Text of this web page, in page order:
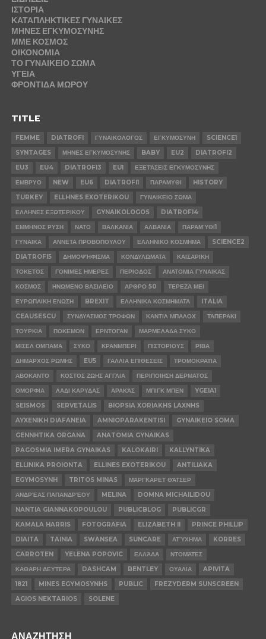
ΙΣΤΟΡΙΑ
ΚΑΤΑΠΛΗΚΤΙΚΕΣ ΓΥΝΑΙΚΕΣ
ΜΗΝΕΣ ΕΓΚΥΜΟΣΥΝΗΣ
ΜΜΕ ΚΟΣΜΟΣ
ΟΙΚΟΝΟΜΙΑ
ΤΟ ΓΥΝΑΙΚΕΙΟ ΣΩΜΑ
ΥΓΕΙΑ
ΦΡΟΝΤΙΔΑ ΜΩΡΟΥ
TITLE
FEMME DIATROFI ΓΥΝΑΙΚΟΛΟΓΟΣ ΕΓΚΥΜΟΣΥΝΗ
SCIENCE1
SYNTAGES
ΜΗΝΕΣ ΕΓΚΥΜΟΣΥΝΗΣ BABY EU2
DIATROFI2
EU3
EU4 DIATROFI3 EU1
ΕΞΕΤΆΣΕΙΣ ΕΓΚΥΜΟΣΥΝΗΣ
ΕΜΒΡΥΟ
NEW EU6 DIATROFI1 ΠΑΡΑΜΥΘΙ
HISTORY
TURKEY
ELLHNES EXOTERIKOU
ΓΥΝΑΙΚΕΙΟ ΣΩΜΑ
ΕΛΛΗΝΕΣ ΕΞΩΤΕΡΙΚΟΥ
GYNAIKOLOGOS
DIATROFI4
ΕΜΜΗΝΟΣ ΡΥΣΗ
ΝΑΤΟ ΒΑΛΚΑΝΙΑ ΑΛΒΑΝΙΑ
ΠΑΡΑΜΎΘΙ1
ΓΥΝΑΙΚΑ
ΑΝΝΕΤΑ ΠΡΟΒΟΠΟΥΛΟΥ ΕΛΛΗΝΙΚΟ ΚΟΣΜΗΜΑ
SCIENCE2
DIATROFI5
ΔΗΜΟΨΉΦΙΣΜΑ ΚΟΝΔΥΛΩΜΑΤΑ
ΚΑΙΣΑΡΙΚΗ
ΤΟΚΕΤΟΣ
ΓΟΝΙΜΕΣ ΗΜΕΡΕΣ ΠΕΡΙΟΔΟΣ
ΑΝΑΤΟΜΙΑ ΓΥΝΑΙΚΑΣ
ΚΟΣΜΟΣ
ΗΝΩΜΕΝΟ ΒΑΣΙΛΕΙΟ ΑΡΘΡΟ 50
ΤΕΡΕΖΑ ΜΕΙ
ΕΥΡΩΠΑΙΚΗ ΕΝΩΣΗ
BREXIT ΕΛΛΗΝΙΚΑ ΚΟΣΜΗΜΑΤΑ
ITALIA
CEAUSESCU
ΣΥΝΔΥΑΣΜΟΣ ΤΡΟΦΩΝ ΚΑΝΤΙΛ ΜΠΑΛΟΧ
ΤΑΠΕΡΑΚΙ
ΤΟΥΡΚΙΑ
ΠΟΚΕΜΟΝ ΕΡΝΤΟΓΑΝ
ΜΑΡΜΕΛΑΔΑ ΣΥΚΟ
ΜΙΣΕΛ ΟΜΠΑΜΑ
ΣΥΚΟ ΚΡΑΝΜΠΕΡΙ ΠΙΣΤΟΡΙΟΥΣ
ΡΙΒΑ
ΔΗΜΑΡΧΟΣ ΡΩΜΗΣ
EU5 ΓΑΛΛΙΑ ΕΠΙΘΕΣΕΙΣ
ΤΡΟΜΟΚΡΑΤΙΑ
ΑΒΟΚΑΝΤΟ
ΚΟΣΤΟΣ ΖΩΗΣ ΑΓΓΛΙΑ
ΠΕΡΙΠΟΙΗΣΗ ΔΕΡΜΑΤΟΣ
ΟΜΟΡΦΙΑ
ΛΑΔΙ ΚΑΡΥΔΑΣ ΑΡΑΚΆΣ ΜΠΙΓΚ ΜΠΕΝ
YGEIA1
SEISMOS
SERVETALIS
BIOPSIA XORIAKHS LAXNHS
AYXENIKH DIAFANEIA
AMNIOPARAKENTISI
GYNAIKEIO SOMA
GENNHTIKA ORGANA
ANATOMIA GYNAIKAS
PAGOSMIA IMERA GYNAIKAS
KALOKAIRI
KALLYNTIKA
ELLINIKA PROIONTA
ELLINES EXOTERIKOU
ANTILIAKA
EGYMOSYNH
TRITOS MINAS
ΜΆΡΓΚΑΡΕΤ ΘΆΤΣΕΡ
ΑΝΔΡΈΑΣ ΠΑΠΑΝΔΡΈΟΥ
MELINA
DOMNA MICHAILIDOU
NANTIA GIANNAKOPOULOU
PUBLICBLOG
PUBLICGR
KAMALA HARRIS
FOTOGRAFIA ELIZABETH II
PRINCE PHILLIP
DIAITA
TAINIA SWANSEA SUNCARE ΑΤΎΧΗΜΑ
KORRES
CARROTEN
YELENA POPOVIC ΕΛΛΆΔΑ
ΝΤΟΜΆΤΕΣ
ΚΑΘΑΡΗ ΔΕΥΤΕΡΑ
DASHCAM BENTLEY ΟΥΑΛΙΑ
APIVITA
1821
MINES EGYMOSYNHS PUBLIC
FREZYDERM SUNSCREEN
AGIOS NEKTARIOS
SOLENE
ΑΝΑΖΗΤΗΣΗ